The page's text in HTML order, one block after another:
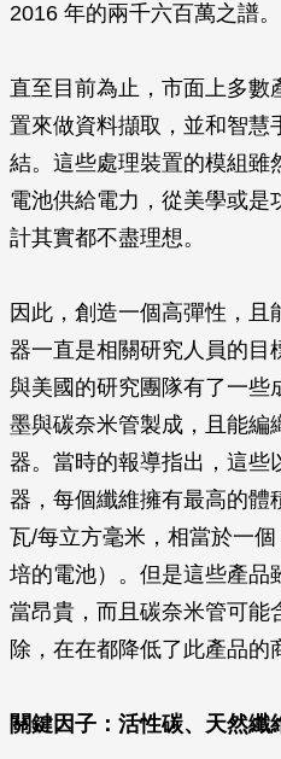
2016 年的兩千六百萬之譜。
直至目前為止，市面上多數
置來做資料擷取，並和智慧
結。這些處理裝置的模組雖
電池供給電力，從美學或是
計其實都不盡理想。
因此，創造一個高彈性，
器一直是相關研究人員的目
與美國的研究團隊有了一些
墨與碳奈米管製成，且能編
器。當時的報導指出，這些
器，每個纖維擁有最高的體
瓦/每立方毫米，相當於一
培的電池）。但是這些產品
當昂貴，而且碳奈米管可能
除，在在都降低了此產品的
關鍵因子：活性碳、天然纖